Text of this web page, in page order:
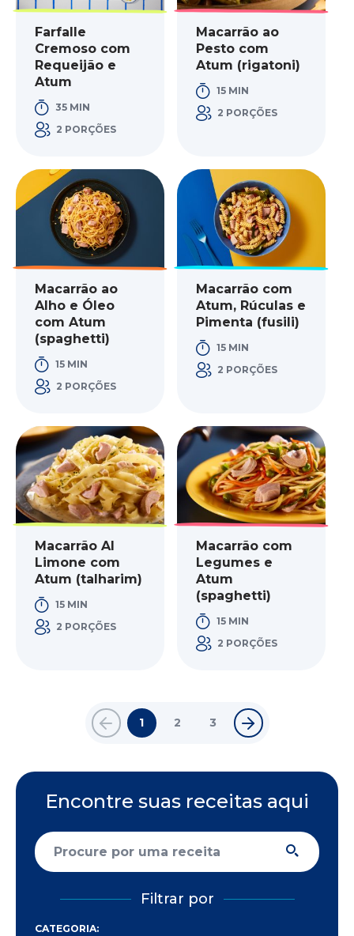
Farfalle
Cremoso com
Requeijão e
Atum
35 MIN
2 PORÇÕES
Macarrão ao
Pesto com
Atum (rigatoni)
15 MIN
2 PORÇÕES
Macarrão ao
Alho e Óleo
com Atum
(spaghetti)
15 MIN
2 PORÇÕES
Macarrão com
Atum, Rúculas e
Pimenta (fusili)
15 MIN
2 PORÇÕES
Macarrão Al
Limone com
Atum (talharim)
15 MIN
2 PORÇÕES
Macarrão com
Legumes e
Atum
(spaghetti)
15 MIN
2 PORÇÕES
1 2 3
Encontre suas receitas aqui
Filtrar por
CATEGORIA: